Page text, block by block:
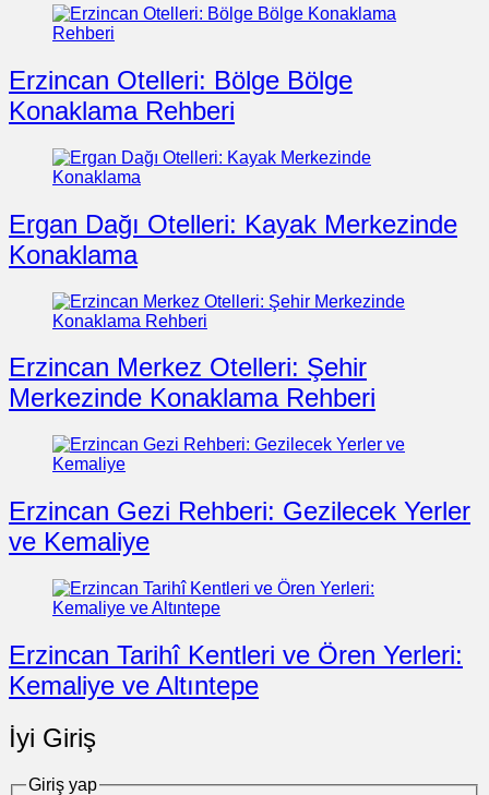
Erzincan Otelleri: Bölge Bölge
Konaklama Rehberi
Ergan Dağı Otelleri: Kayak Merkezinde
Konaklama
Erzincan Merkez Otelleri: Şehir
Merkezinde Konaklama Rehberi
Erzincan Gezi Rehberi: Gezilecek Yerler
ve Kemaliye
Erzincan Tarihî Kentleri ve Ören Yerleri:
Kemaliye ve Altıntepe
İyi Giriş
Giriş yap